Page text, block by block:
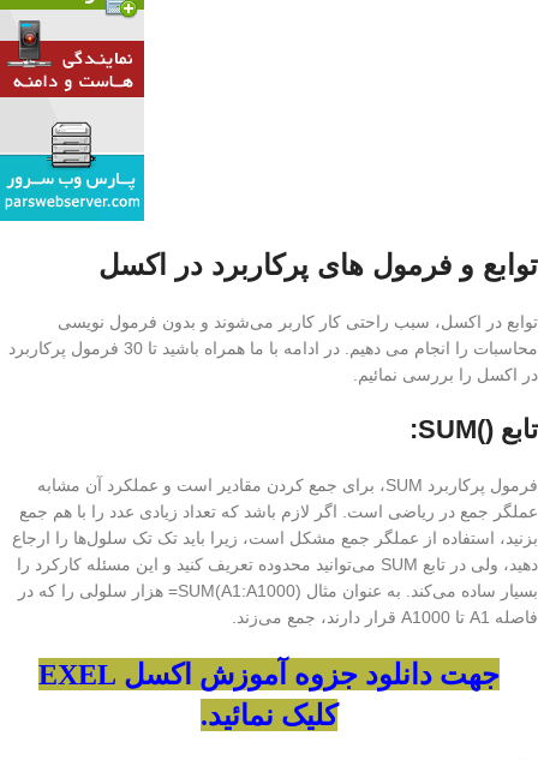
توابع و فرمول های پرکاربرد در اکسل
توابع در اکسل، سبب راحتی کار کاربر می‌شوند و بدون فرمول نویسی
محاسبات را انجام می دهیم. در ادامه با ما همراه باشید تا 30 فرمول پرکاربرد
در اکسل را بررسی نمائیم.
تابع ()SUM:
فرمول پرکاربرد SUM، برای جمع کردن مقادیر است و عملکرد آن مشابه
عملگر جمع در ریاضی است. اگر لازم باشد که تعداد زیادی عدد را با هم جمع
بزنید، استفاده از عملگر جمع مشکل است، زیرا باید تک تک سلول‌ها را ارجاع
دهید، ولی در تابع SUM می‌توانید محدوده تعریف کنید و این مسئله کارکرد را
بسیار ساده می‌کند. به عنوان مثال (SUM(A1:A1000= هزار سلولی را که در
فاصله A1 تا A1000 قرار دارند، جمع می‌زند.
جهت دانلود جزوه آموزش اکسل EXEL
کلیک نمائید.